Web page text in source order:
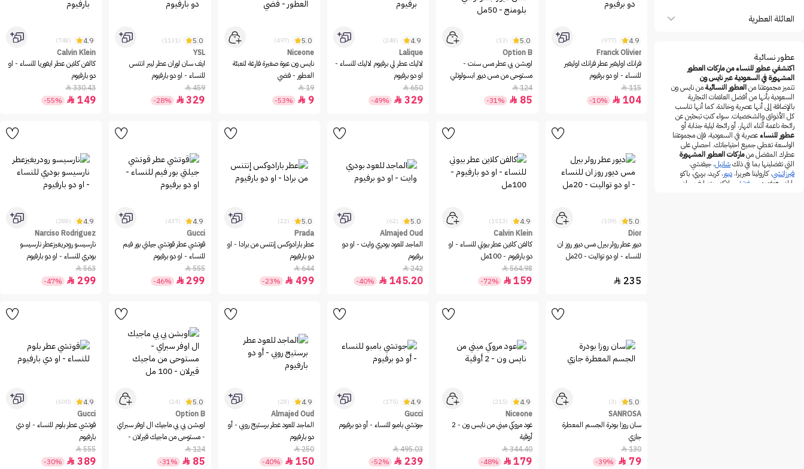
Billie Eilish
Boadicea The Victorious
BOUCHERON
Britney Spears
BURBERRY
Bvlgari
Byredo
Cacharel
Calvin Klein
العائلة العطرية
عطور نسائية
اكتشفي عطور للنساء من ماركات العطور
المشهورة في السعودية عبر نايس ون
تتميز مجموعتنا منالعطور النسائيةمن نايس ون
السعودية بأنها من أفضل العلامات التجارية
بالإضافة إلى أنها عصرية وخالدة، كما أنها تناسب
كل الأذواق والشخصيات. سواء كنتِ تبحثين عن
رائحة ناعمة أثناء النهار، أو رائحة ليلية جذابة أو
عطور للنساء عصرية في السعودية، فإن مجموعتنا
الواسعة تغطي جميع احتياجاتك. احصلي على
عطرك المفضل منماركات العطور المشهورة
التي تفضلينها بما في ذلكشانيل، جيفنشي،
فيرزاتشي، كارولينا هيريرا، ديور، كريد، بربري، باكو
رابان، هوغو بوس، غوتشي
، لاكوست، إيف سان
4.9
(977)
Franck Olivier
فرانك اوليفير عطر فرانك اوليفير
للنساء - او دو برفيوم
115

104

-10%
5.0
(13)
Option B
اوبشن بي عطر مس سنت -
مستوحى من مس ديور ابسولوتلي
بلومنج - 50مل
124

85

-31%
4.9
(248)
Lalique
لاليك عطر لي برفيوم لاليك للنساء -
او دو برفيوم
650

329

-49%
5.0
(497)
Niceone
نايس ون عبوة صغيرة فارغة لتعبئة
العطور - فضي
19

9

-53%
5.0
(1131)
YSL
ايف سان لوران عطر ليبر انتنس
للنساء - او دو بارفيوم
459

329

-28%
4.9
(748)
Calvin Klein
كالفن كلاين عطر ايفوريا للنساء - او
دو بارفيوم
330.43

149

-55%
5.0
(109)
Dior
ديور عطر رولر بيرل مس ديور روز ان
للنساء - او دو تواليت - 20مل
235

4.9
(1513)
Calvin Klein
كالفن كلاين عطر بيوتي للنساء - او
دو بارفيوم - 100مل
564.98

159

-72%
5.0
(62)
Almajed Oud
الماجد للعود بودري وايت - او دو
برفيوم
242

145.20

-40%
5.0
(22)
Prada
عطر بارادوكس إنتنس من برادا - او
دو بارفيوم
644

499

-23%
4.9
(437)
Gucci
قوتشي عطر قوتشي جيلتي بور فيم
للنساء - او دو برفيوم
555

299

-46%
4.9
(288)
Narciso Rodriguez
نارسيسو رودريغيزعطر نارسيسو
بودري للنساء - او دو بارفيوم
563

299

-47%
5.0
(3)
SANROSA
سان روزا بودرة الجسم المعطرة
جازي
130

79

-39%
4.9
(215)
Niceone
عود مروكي ميني من نايس ون - 2
أوقية
344.40

179

-48%
4.9
(175)
Gucci
جوتشي بامبو للنساء - أو دو برفيوم
495.03

239

-52%
4.9
(28)
Almajed Oud
الماجد للعود عطر برستيج روبي - أو
دو بارفيوم
250

150

-40%
5.0
(24)
Option B
اوبشن بي بي ماجيك ال اوفر سبراي
- مستوحى من ماجيك قيرلان -
100 مل
124

85

-31%
4.9
(600)
Gucci
قوتشي عطر بلوم للنساء - او دي
بارفيوم
555

389

-30%